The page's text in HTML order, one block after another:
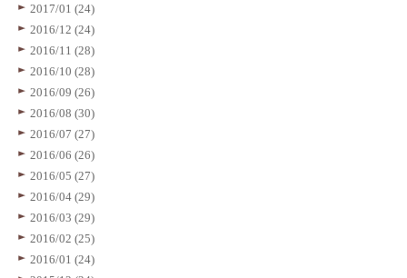
2017/01 (24)
2016/12 (24)
2016/11 (28)
2016/10 (28)
2016/09 (26)
2016/08 (30)
2016/07 (27)
2016/06 (26)
2016/05 (27)
2016/04 (29)
2016/03 (29)
2016/02 (25)
2016/01 (24)